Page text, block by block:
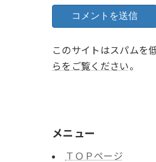
このサイトはスパムを
らをご覧ください。
メニュー
ＴＯＰページ